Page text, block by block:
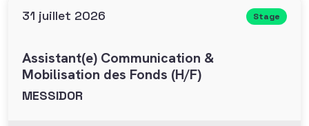
31 juillet 2026 Stage
Assistant(e) Communication &
Mobilisation des Fonds (H/F)
MESSIDOR